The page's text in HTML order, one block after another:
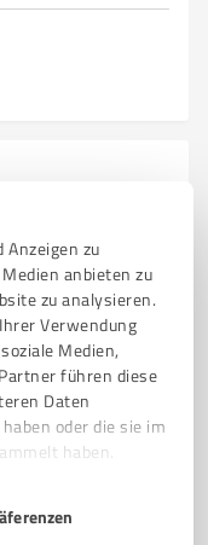
Anzeigen zu
anbieten zu
zu analysieren.
Verwendung
Medien,
führen diese
Daten
oder die sie im
haben.
von
BERATUNG
20-JÄHRIGE G